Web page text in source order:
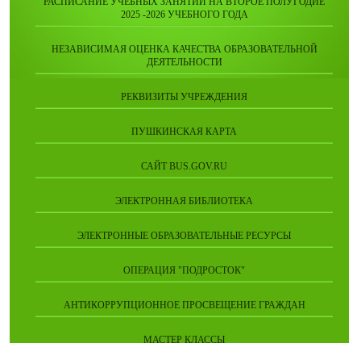
2025 -2026 УЧЕБНОГО ГОДА
НЕЗАВИСИМАЯ ОЦЕНКА КАЧЕСТВА ОБРАЗОВАТЕЛЬНОЙ
ДЕЯТЕЛЬНОСТИ
РЕКВИЗИТЫ УЧРЕЖДЕНИЯ
ПУШКИНСКАЯ КАРТА
САЙТ BUS.GOV.RU
ЭЛЕКТРОННАЯ БИБЛИОТЕКА
ЭЛЕКТРОННЫЕ ОБРАЗОВАТЕЛЬНЫЕ РЕСУРСЫ
ОПЕРАЦИЯ "ПОДРОСТОК"
АНТИКОРРУПЦИОННОЕ ПРОСВЕЩЕНИЕ ГРАЖДАН
МАСТЕР КЛАССЫ